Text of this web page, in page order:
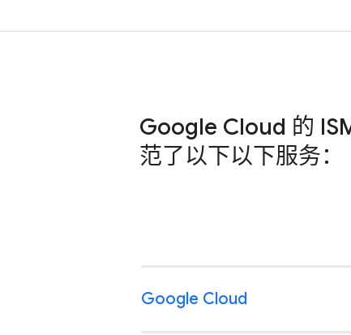
Google Cloud 的
范了以下以下服务：
Google Cloud